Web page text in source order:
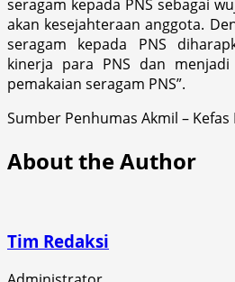
seragam kepada PNS sebagai
akan kesejahteraan anggota.
seragam kepada PNS
kinerja para PNS dan
pemakaian seragam PNS”.
Sumber Penhumas Akmil –
About the Author
Tim Redaksi